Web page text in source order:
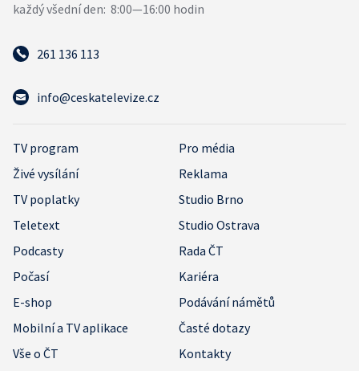
261 136 113
info@ceskatelevize.cz
TV program
Pro média
Živé vysílání
Reklama
TV poplatky
Studio Brno
Teletext
Studio Ostrava
Podcasty
Rada ČT
Počasí
Kariéra
E-shop
Podávání námětů
Mobilní a TV aplikace
Časté dotazy
Vše o ČT
Kontakty